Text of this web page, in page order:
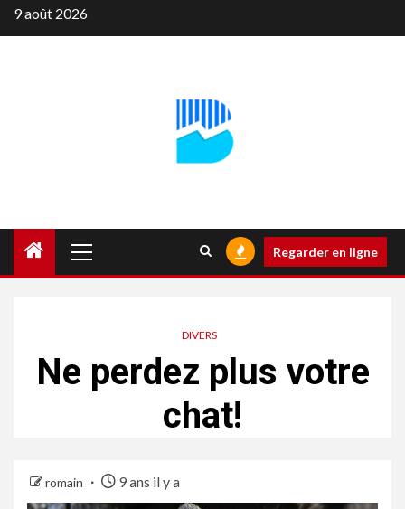
Aller
au
9 août 2026
principal
Regarder en ligne
DIVERS
Ne perdez plus votre
chat!
romain 9 ans il y a